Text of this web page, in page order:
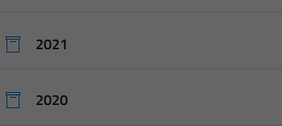
2021
2020